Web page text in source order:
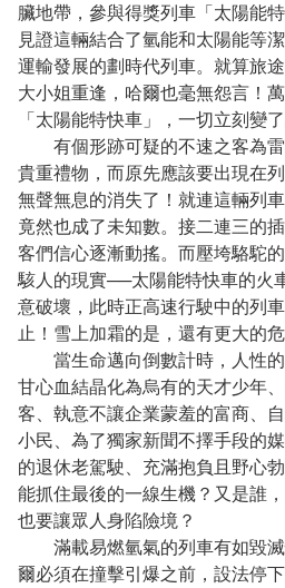
臟地帶，參與得獎列車「太陽能
見證這輛結合了氫能和太陽能等
運輸發展的劃時代列車。就算旅
大小姐重逢，哈爾也毫無怨言！
「太陽能特快車」，一切立刻變
有個形跡可疑的不速之客為雷
貴重禮物，而原先應該要出現在
無聲無息的消失了！就連這輛列
竟然也成了未知數。接二連三的
客們信心逐漸動搖。而壓垮駱駝
駭人的現實──太陽能特快車的火
意破壞，此時正高速行駛中的列
止！雪上加霜的是，還有更大的
當生命邁向倒數計時，人性的
甘心血結晶化為烏有的天才少年
客、執意不讓企業蒙羞的富商、
小民、為了獨家新聞不擇手段的
的退休老駕駛、充滿抱負且野心
能抓住最後的一線生機？又是誰
也要讓眾人身陷險境？
滿載易燃氫氣的列車有如毀滅
爾必須在撞擊引爆之前，設法停